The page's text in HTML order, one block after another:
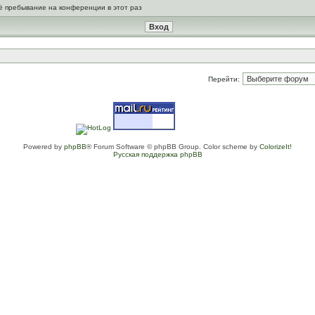
пребывание на конференции в этот раз
Перейти:
Powered by phpBB® Forum Software © phpBB Group. Color scheme by ColorizeIt!
Русская поддержка phpBB